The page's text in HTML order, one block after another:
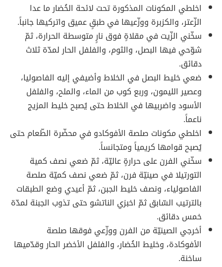
اخلطي المكونات المذكورة تحت لائحة الخُضار ما عدا
الزّعتر، والكزبرة ووزّعيها في طبقٍ عميق واتركيها جانباً.
سخّني الزّيت في مقلاةٍ فوق نارٍ متوسطة الحرارة، ثمّ
شوّحي فيها البصل، والثوم، والفلفل الحار لمدّة ثلاث
دقائق.
ضعي خليط البصل في الخلاط وأضيفي إليه الفاصوليا،
وعصير الليمون، وربع كوب من الماء، والملح، والفلفل
الأسود واضربيها في الخلاط حتى يُصبح خليط المزيج
ناعماً.
اخلطي مكونات صلصة الأفوكادو في محضّرة الطّعام حتى
يُصبح قوامها كريمياً ومتجانساً.
سخّني الفرن على حرارةٍ عاليّة، ثمّ ضعي نصف كمية
التورتيلا في صينيّة فرن، ثمّ ضعي نصف كميّة صلصة
الفاصولياء، ونصف خليط الجبن، ثمّ أعيدي وضع الطبقات
بالترتيب السّابق ثمّ اخبزي الناتشو حتى تذوب الجبنة لمدّة
خمس دقائق.
أخرجي الصينيّة من الفرن ووزّعي فوقها صلصة
الأفوكادة، وخليط الخُضار، والفلفل الأخضر الحار وقدّميها
ساخنة.